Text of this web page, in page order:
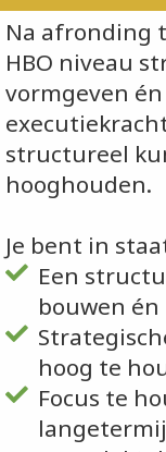
Na afronding
HBO niveau
vormgeven
structureel
hooghouden.
Je bent in
Een
bouwen én
hoog te
Focus te